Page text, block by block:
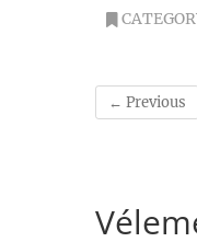
← Previous